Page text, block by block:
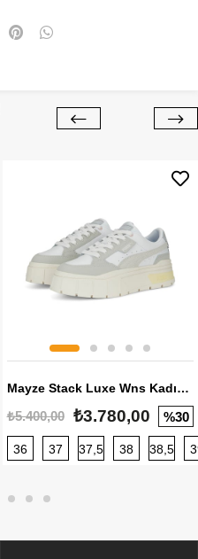
40 40,5 41 42 42,5
Mayze Stack Luxe Wns Kadın Sneaker
₺5.400,00 ₺3.780,00 %30
36 37 37,5 38 38,5